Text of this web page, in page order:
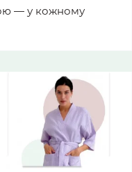
— у кожному